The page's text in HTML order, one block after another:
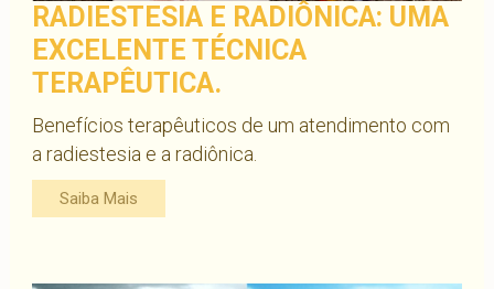
RADIESTESIA E RADIÔNICA: UMA
EXCELENTE TÉCNICA
TERAPÊUTICA.
Benefícios terapêuticos de um atendimento com
a radiestesia e a radiônica.
Saiba Mais